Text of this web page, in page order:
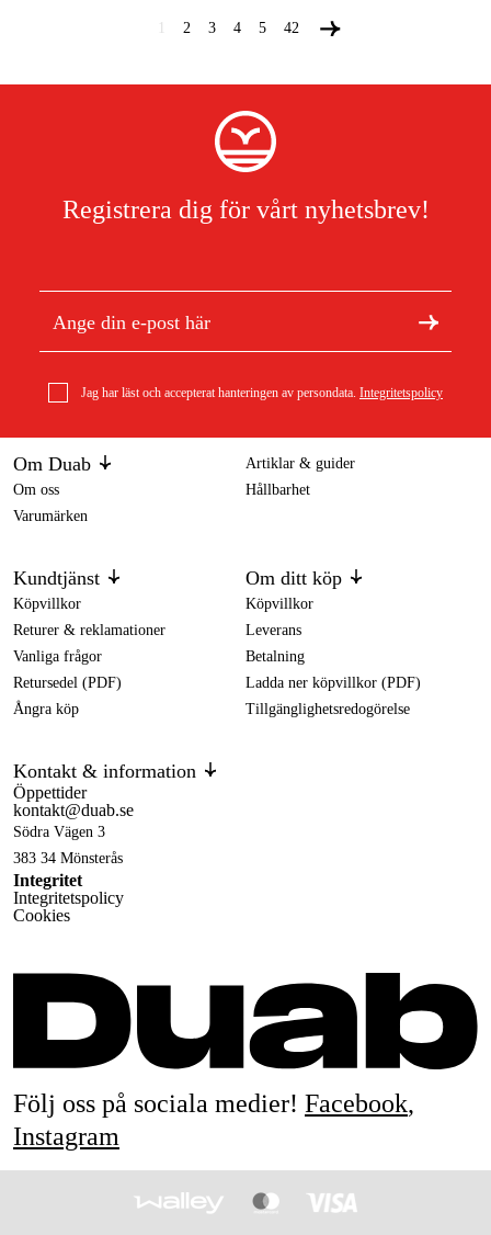
2 3 4 5 42
Registrera dig för vårt nyhetsbrev!
Jag har läst och accepterat hanteringen av persondata. Integritetspolicy
Om Duab
Om oss
Varumärken
Artiklar & guider
Hållbarhet
Kundtjänst
Köpvillkor
Returer & reklamationer
Vanliga frågor
Retursedel (PDF)
Ångra köp
Om ditt köp
Köpvillkor
Leverans
Betalning
Ladda ner köpvillkor (PDF)
Tillgänglighetsredogörelse
Kontakt & information
Öppettider
kontakt@duab.se
Södra Vägen 3
383 34 Mönsterås
Integritet
Integritetspolicy
Cookies
Följ oss på sociala medier! Facebook,
Instagram